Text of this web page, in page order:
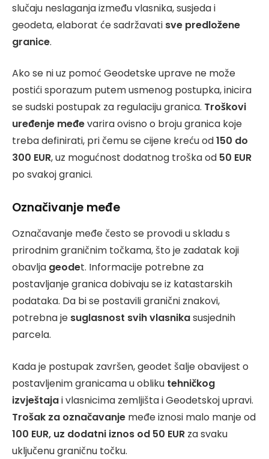
slučaju neslaganja između vlasnika, susjeda i
geodeta, elaborat će sadržavati sve predložene
granice.
Ako se ni uz pomoć Geodetske uprave ne može
postići sporazum putem usmenog postupka, inicira
se sudski postupak za regulaciju granica. Troškovi
uređenje međevarira ovisno o broju granica koje
treba definirati, pri čemu se cijene kreću od150 do
300 EUR, uz mogućnost dodatnog troška od 50 EUR
po svakoj granici.
Označivanje međe
Označavanje međe često se provodi u skladu s
prirodnim graničnim točkama, što je zadatak koji
obavlja geodet. Informacije potrebne za
postavljanje granica dobivaju se iz katastarskih
podataka. Da bi se postavili granični znakovi,
potrebna je suglasnost svih vlasnikasusjednih
parcela.
Kada je postupak završen, geodet šalje obavijest o
postavljenim granicama u obliku tehničkog
izvještajai vlasnicima zemljišta i Geodetskoj upravi.
Trošak za označavanje međe iznosi malo manje od
100 EUR, uz dodatni iznos od 50 EUR za svaku
uključenu graničnu točku.